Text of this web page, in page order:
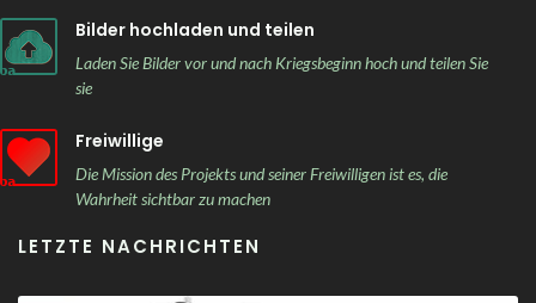
Bilder hochladen und teilen
Laden Sie Bilder vor und nach Kriegsbeginn hoch und teilen Sie
sie
Freiwillige
Die Mission des Projekts und seiner Freiwilligen ist es, die
Wahrheit sichtbar zu machen
LETZTE NACHRICHTEN